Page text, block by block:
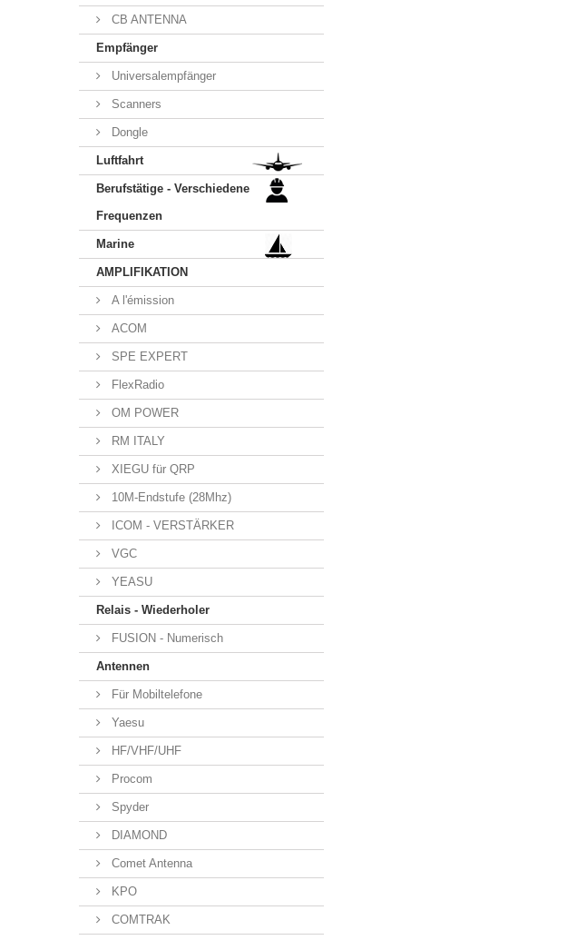
CB ANTENNA
Empfänger
Universalempfänger
Scanners
Dongle
Luftfahrt
Berufstätige - Verschiedene
Frequenzen
Marine
AMPLIFIKATION
A l'émission
ACOM
SPE EXPERT
FlexRadio
OM POWER
RM ITALY
XIEGU für QRP
10M-Endstufe (28Mhz)
ICOM - VERSTÄRKER
VGC
YEASU
Relais - Wiederholer
FUSION - Numerisch
Antennen
Für Mobiltelefone
Yaesu
HF/VHF/UHF
Procom
Spyder
DIAMOND
Comet Antenna
KPO
COMTRAK